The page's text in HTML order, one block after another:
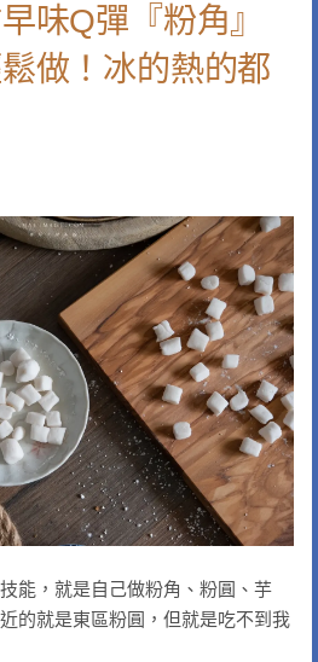
味Q彈『粉角』
做！冰的熱的都
能，就是自己做粉角、粉圓、芋
的就是東區粉圓，但就是吃不到我